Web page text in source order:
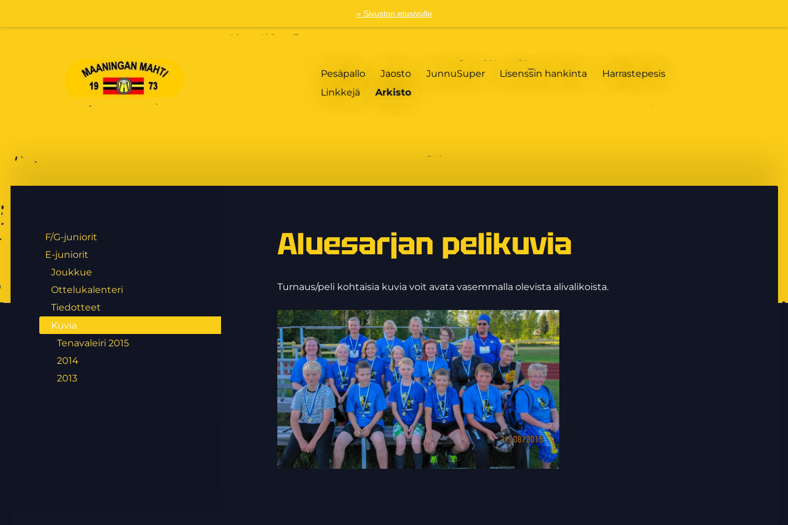
sivun
« Sivuston etusivulle
Maaningan Mahti
Pesäpallo Jaosto JunnuSuper Lisenssin hankinta
Harrastepesis
Linkkejä
Arkisto
F/G-juniorit
E-juniorit
Joukkue
Ottelukalenteri
Tiedotteet
Kuvia
Tenavaleiri 2015
2014
2013
Aluesarjan pelikuvia
Turnaus/peli kohtaisia kuvia voit avata vasemmalla olevista alivalikoista.